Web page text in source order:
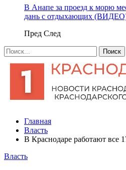
В Анапе за проезд к морю
дань с отдыхающих
Пред След
Главная
Власть
В Краснодаре работают все
Власть